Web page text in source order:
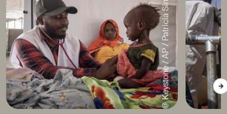
@ Keystone / AP / Patricia Simon